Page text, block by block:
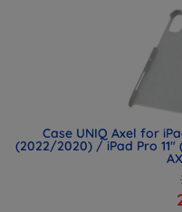
Case UNIQ Axel for
(2022/2020) / iPad Pro 11"